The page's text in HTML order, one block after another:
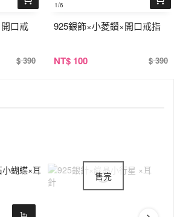
口戒
$ 390
1/6
925銀飾×小菱鑽×開口戒指
NT$ 100 $ 390